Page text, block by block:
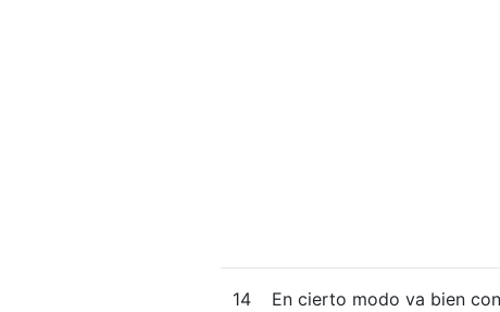
14 En cierto modo va bien con